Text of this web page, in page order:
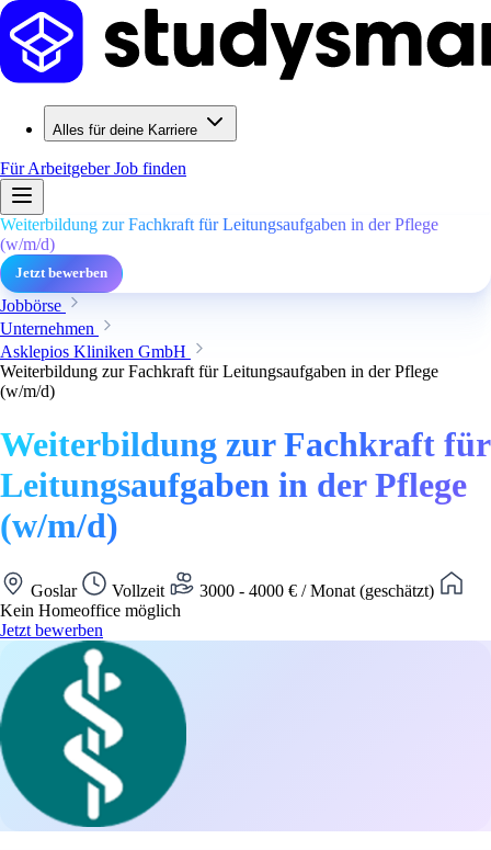
Alles für deine Karriere
Für ArbeitgeberJob finden
Weiterbildung zur Fachkraft für Leitungsaufgaben in der Pflege
(w/m/d)
Jetzt bewerben
Jobbörse
Unternehmen
Asklepios Kliniken GmbH
Weiterbildung zur Fachkraft für Leitungsaufgaben in der Pflege
(w/m/d)
Weiterbildung zur Fachkraft für
Leitungsaufgaben in der Pflege
(w/m/d)
Goslar Vollzeit
3000 - 4000 € / Monat (geschätzt)
Kein Homeoffice möglich
Jetzt bewerben